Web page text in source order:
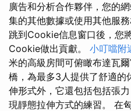
廣告和分析合作夥伴，您的
集的其他數據或使用其他服務
跳到Cookie信息窗口後，您
Cookie做出貢獻。 小叮噹附
米的高級房間可俯瞰布達瓦
橋，為最多3人提供了舒適的
伸形式外，它還包括包括張
現靜態拉伸方式的練習。 在